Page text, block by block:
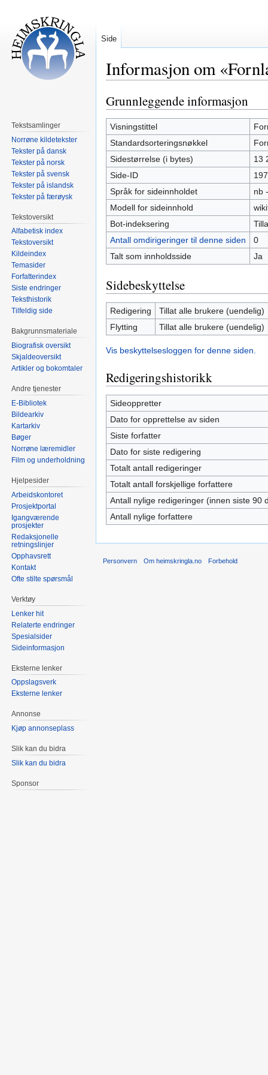
Informasjon om
Hopp
til
navigering
Hopp
til
søk
Grunnleggende informasjon
Visningstittel
Standardsorteringsnøkkel
Sidestørrelse (i bytes)
13
Side-ID
Språk for sideinnholdet
nb
Modell for sideinnhold
Bot-indeksering
Antall omdirigeringer til denne siden
0
Talt som innholdsside
Ja
Sidebeskyttelse
Redigering
Tillat alle brukere (uendelig)
Flytting
Tillat alle brukere (uendelig)
Vis beskyttelsesloggen for denne siden.
Redigeringshistorikk
Sideoppretter
Dato for opprettelse av siden
Siste forfatter
Dato for siste redigering
Totalt antall redigeringer
Totalt antall forskjellige forfattere
Antall nylige redigeringer (innen siste 90
Antall nylige forfattere
Side
Tekstsamlinger
Norrøne kildetekster
Tekster på dansk
Tekster på norsk
Tekster på svensk
Tekster på islandsk
Tekster på færøysk
Tekstoversikt
Alfabetisk index
Tekstoversikt
Kildeindex
Temasider
Forfatterindex
Siste endringer
Teksthistorik
Tilfeldig side
Bakgrunnsmateriale
Biografisk oversikt
Skjaldeoversikt
Artikler og bokomtaler
Andre tjenester
E-Bibliotek
Bildearkiv
Kartarkiv
Bøger
Norrøne læremidler
Film og underholdning
Hjelpesider
Arbeidskontoret
Prosjektportal
Igangværende
prosjekter
Redaksjonelle
retningslinjer
Opphavsrett
Kontakt
Ofte stilte spørsmål
Verktøy
Lenker hit
Relaterte endringer
Spesialsider
Sideinformasjon
Eksterne lenker
Oppslagsverk
Eksterne lenker
Annonse
Kjøp annonseplass
Slik kan du bidra
Slik kan du bidra
Sponsor
Personvern Om heimskringla.no Forbehold